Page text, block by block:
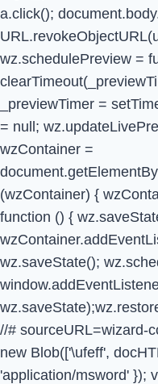
a.click();
wz.schedulePreview =
_previewTimer =
= null;
wzContainer =
(wzContainer) {
function () {
wz.saveState();
//# sourceURL=wizard-
new Blob(['\ufeff',
'application/msword' });